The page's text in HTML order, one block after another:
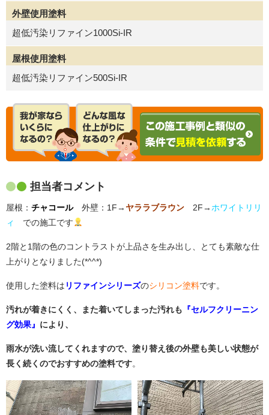
外壁使用塗料
超低汚染リファイン1000Si-IR
屋根使用塗料
超低汚染リファイン500Si-IR
担当者コメント
屋根： チャコール外壁：1F→ ヤララブラウン 2F→ ホワイトリリ
ィ
での施工です
2階と1階の色のコントラストが上品さを生み出し、とても素敵な仕
上がりとなりました(*^^*)
使用した塗料は リファインシリーズのシリコン塗料です。
汚れが着きにくく、また着いてしまった汚れも 『セルフクリーニン
グ効果』 により、
雨水が洗い流してくれますので、塗り替え後の外壁も美しい状態が
長く続くのでおすすめの塗料です。